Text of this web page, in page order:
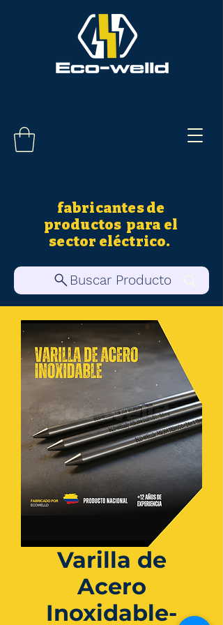
fabricantes de
productos para el
sector eléctrico.
Buscar Producto
Varilla de
Acero
Inoxidable-